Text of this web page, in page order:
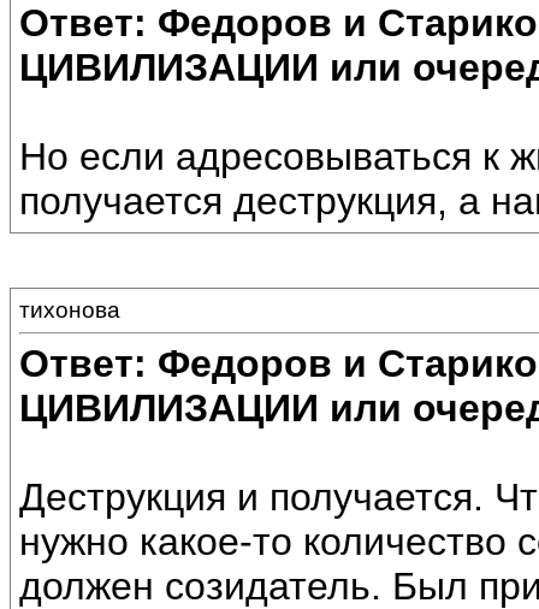
Ответ: Федоров и
ЦИВИЛИЗАЦИИ или
Но если адресовываться к
получается деструкция, а
тихонова
Ответ: Федоров и
ЦИВИЛИЗАЦИИ или
Деструкция и получается.
нужно какое-то количество
должен созидатель. Был